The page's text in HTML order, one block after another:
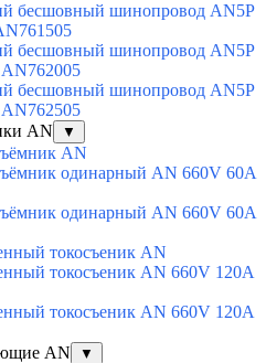
бесшовный шинопровод AN5P
бесшовный шинопровод AN5P
бесшовный шинопровод AN5P
AN
▼
AN
одинарный AN 660V 60A
одинарный AN 660V 60A
токосъеник AN
токосъеник AN 660V 120A
токосъеник AN 660V 120A
AN
▼